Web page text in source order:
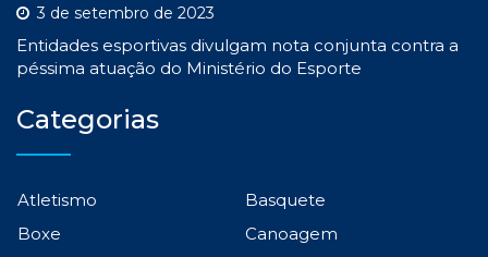
3 de setembro de 2023
Entidades esportivas divulgam nota conjunta contra a
péssima atuação do Ministério do Esporte
Categorias
Atletismo
Basquete
Boxe
Canoagem